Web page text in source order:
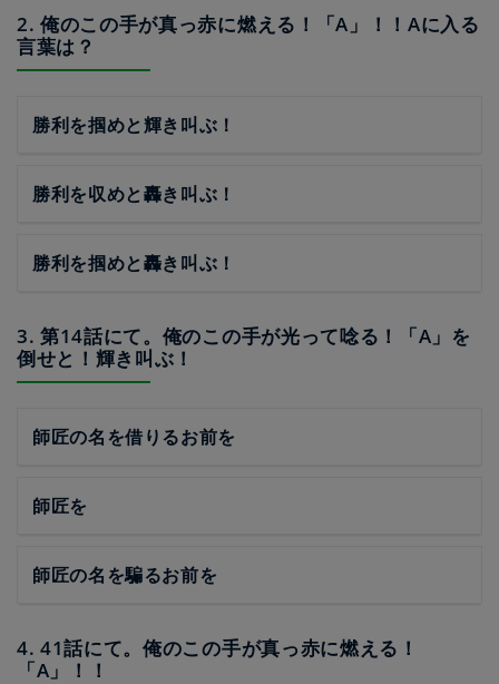
2. 俺のこの手が真っ赤に燃える！「A」！！Aに入る
言葉は？
勝利を掴めと輝き叫ぶ！
勝利を収めと轟き叫ぶ！
勝利を掴めと轟き叫ぶ！
3. 第14話にて。俺のこの手が光って唸る！「A」を
倒せと！輝き叫ぶ！
師匠の名を借りるお前を
師匠を
師匠の名を騙るお前を
4. 41話にて。俺のこの手が真っ赤に燃える！
「A」！！